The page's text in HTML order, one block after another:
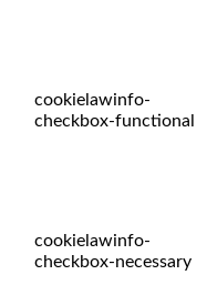
cookielawinfo-
checkbox-functional
cookielawinfo-
checkbox-necessary